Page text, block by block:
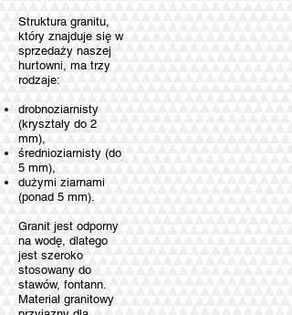
Struktura granitu,
który znajduje się w
sprzedaży naszej
hurtowni, ma trzy
rodzaje:
drobnoziarnisty
(kryształy do ​​2
mm),
średnioziarnisty (do
5 mm),
dużymi ziarnami
(ponad 5 mm).
Granit jest odporny
na wodę, dlatego
jest szeroko
stosowany do
stawów, fontann.
Materiał granitowy